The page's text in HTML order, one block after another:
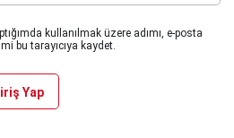
kullanılmak üzere adımı, e-posta
bu tarayıcıya kaydet.
Yap